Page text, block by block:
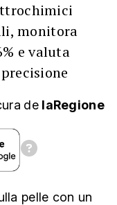
monitora
e valuta
de laRegione
pelle con un